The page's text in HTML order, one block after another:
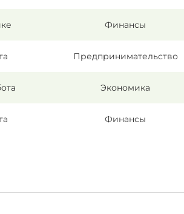
Финансы
Предпринимательство
Экономика
Финансы